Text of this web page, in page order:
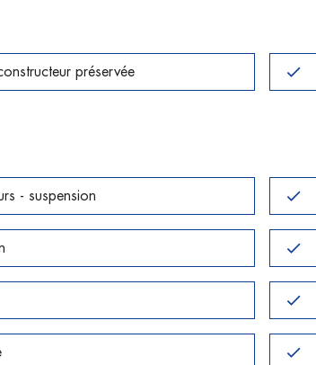
préservée
- suspension